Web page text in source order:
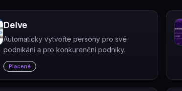
Delve
Automaticky vytvořte persony pro své
podnikání a pro konkurenční podniky.
Placené